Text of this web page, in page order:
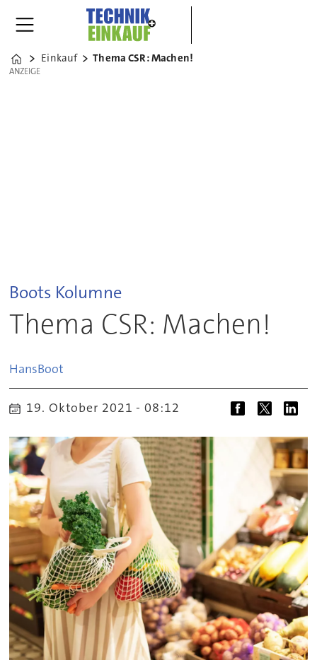
Home
Einkauf Thema CSR: Machen!
ANZEIGE
ANZEIGE
Boots Kolumne
Thema CSR: Machen!
HansBoot
19. Oktober 2021 - 08:12